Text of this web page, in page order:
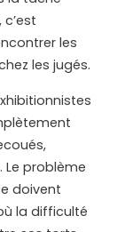
les
les jugés.
problème
doivent
la difficulté